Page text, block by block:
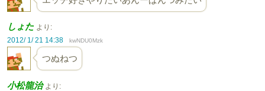
しょた より:
2012/ 1/ 21 14:38
kwNDU0Mzk
つぬねつ
小松龍治 より: